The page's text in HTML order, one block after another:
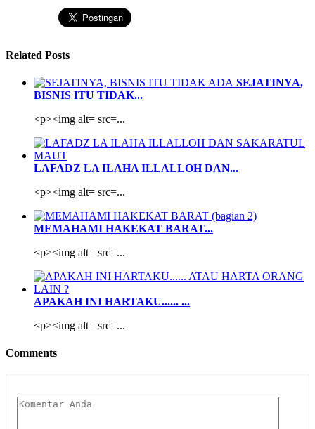
Related Posts
SEJATINYA,
BISNIS ITU TIDAK...
<p><img alt= src=...
LAFADZ LA ILAHA ILLALLOH DAN...
<p><img alt= src=...
MEMAHAMI HAKEKAT BARAT...
<p><img alt= src=...
APAKAH INI HARTAKU...... ...
<p><img alt= src=...
Comments